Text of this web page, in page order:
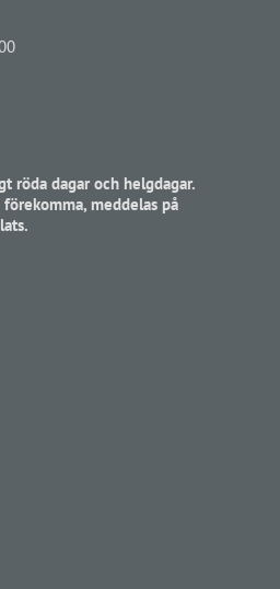
röda dagar och helgdagar.
meddelas på